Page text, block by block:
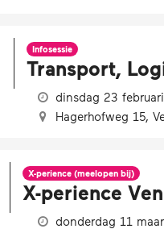
Infosessie
Transport,
dinsdag 23
Hagerhofweg 15,
X-perience (meelopen bij)
X-perience
donderdag 11